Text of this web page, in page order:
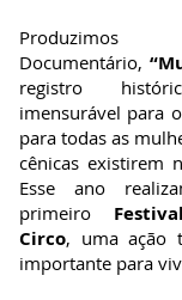
Produzimos
Documentário,
registro
imensurável para
para todas as
cênicas existirem
Esse ano
primeiro
Circo, uma ação
importante para